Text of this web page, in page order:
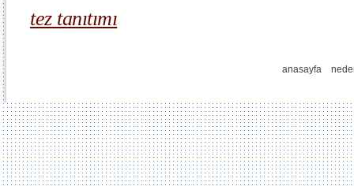
tez tanıtımı
anasayfa